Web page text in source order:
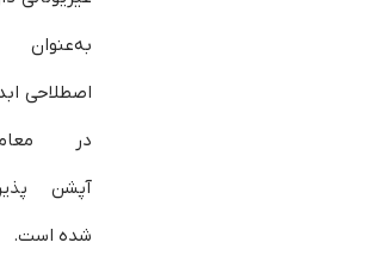
به‌عنوان
اصطلاحی
در
آپشن
شده است.